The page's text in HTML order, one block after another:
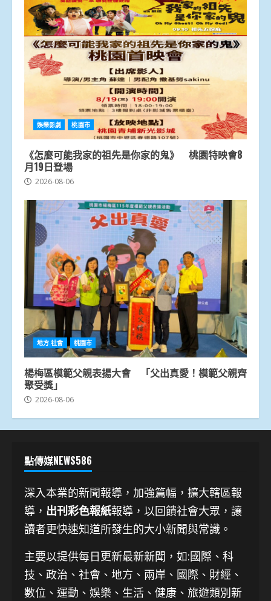
娛樂影劇 桃園市
《怎麼可能我家的祖先是你家的鬼》 桃園特映會8
月19日登場
2026-08-06
地方.社會 桃園市
楊梅區模範父親表揚大會 「父出真愛！模範父親齊
聚受獎」
2026-08-06
點傳媒NEWS586
深入本業的新聞報導，加強篇幅，擴大轄區報
導， 出刊彩色報紙報導，以回饋社會大眾，讓
讀者更快速知道所發生的大小新聞與常識。
主要以提供每日更新最新新聞 ，如:國際、科
技、 政治、社會、地方、兩岸、國際、財經、
數位、運動、娛樂、生活、健康、旅遊類別新